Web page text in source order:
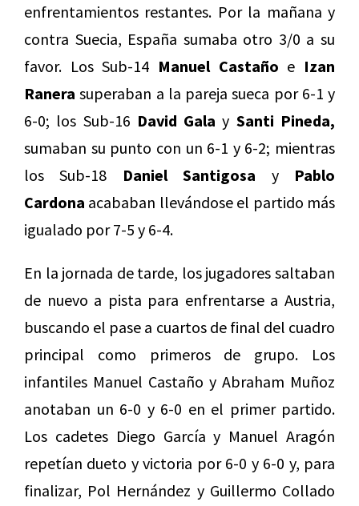
enfrentamientos restantes. Por la mañana y
contra Suecia, España sumaba otro 3/0 a su
favor. Los Sub-14 Manuel Castaño e Izan
Ranera superaban a la pareja sueca por 6-1 y
6-0; los Sub-16 David Gala y Santi Pineda,
sumaban su punto con un 6-1 y 6-2; mientras
los Sub-18 Daniel Santigosa y Pablo
Cardona acababan llevándose el partido más
igualado por 7-5 y 6-4.
En la jornada de tarde, los jugadores saltaban
de nuevo a pista para enfrentarse a Austria,
buscando el pase a cuartos de final del cuadro
principal como primeros de grupo. Los
infantiles Manuel Castaño y Abraham Muñoz
anotaban un 6-0 y 6-0 en el primer partido.
Los cadetes Diego García y Manuel Aragón
repetían dueto y victoria por 6-0 y 6-0 y, para
finalizar, Pol Hernández y Guillermo Collado